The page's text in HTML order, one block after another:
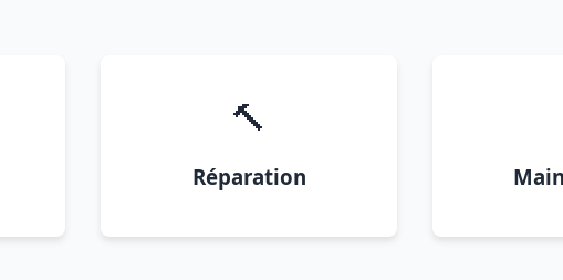
🔨
Réparation